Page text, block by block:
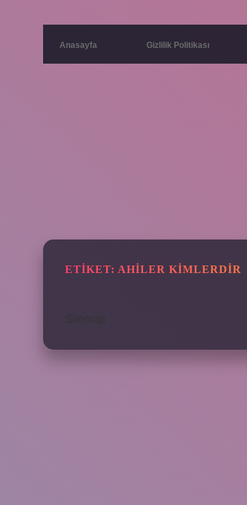
Anasayfa Gizlilik Politikası
ETIKET: AHILER KIMLERDIR